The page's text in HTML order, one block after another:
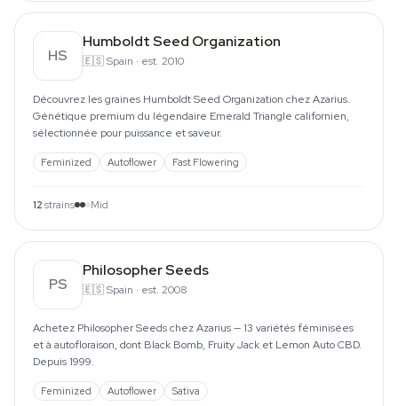
HS
Humboldt Seed Organization
🇪🇸Spain · est. 2010
Découvrez les graines Humboldt Seed Organization chez Azarius.
Génétique premium du légendaire Emerald Triangle californien,
sélectionnée pour puissance et saveur.
Feminized Autoflower Fast Flowering
12 strains Mid
PS
Philosopher Seeds
🇪🇸Spain · est. 2008
Achetez Philosopher Seeds chez Azarius — 13 variétés féminisées
et à autofloraison, dont Black Bomb, Fruity Jack et Lemon Auto CBD.
Depuis 1999.
Feminized Autoflower Sativa